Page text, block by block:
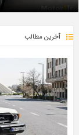
آخرین مطالب